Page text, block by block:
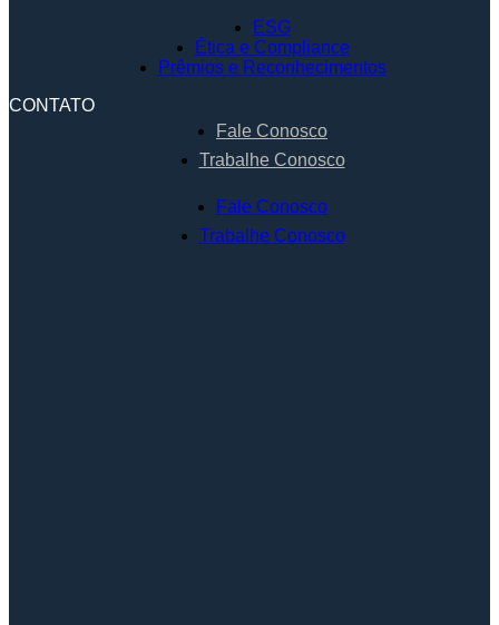
ESG
Ética e Compliance
Prêmios e Reconhecimentos
CONTATO
Fale Conosco
Trabalhe Conosco
Fale Conosco
Trabalhe Conosco